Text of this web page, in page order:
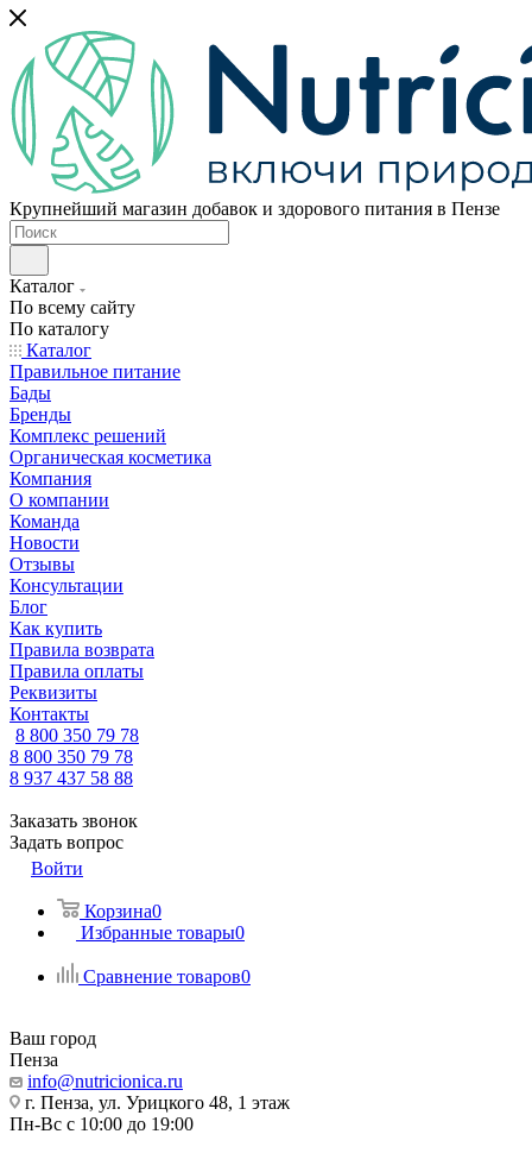
Крупнейший магазин добавок и здорового питания в Пензе
Каталог
По всему сайту
По каталогу
Каталог
Правильное питание
Бады
Бренды
Комплекс решений
Органическая косметика
Компания
О компании
Команда
Новости
Отзывы
Консультации
Блог
Как купить
Правила возврата
Правила оплаты
Реквизиты
Контакты
8 800 350 79 78
8 800 350 79 78
8 937 437 58 88
Заказать звонок
Задать вопрос
Войти
Корзина0
Избранные товары0
Сравнение товаров0
Ваш город
Пенза
info@nutricionica.ru
г. Пенза, ул. Урицкого 48, 1 этаж
Пн-Вс с 10:00 до 19:00